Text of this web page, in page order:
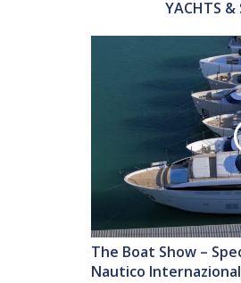
YACHTS &
The Boat Show –
Nautico